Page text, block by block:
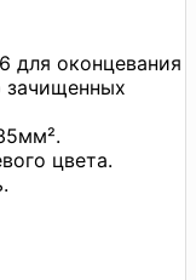
для оконцевания
зачищенных
цвета.